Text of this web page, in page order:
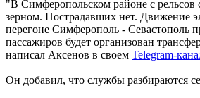
"В Симферопольском районе с рельсов
зерном. Пострадавших нет. Движение
перегоне Симферополь - Севастополь
пассажиров будет организован
написал Аксенов в своем Telegram-
Он добавил, что службы разбираются